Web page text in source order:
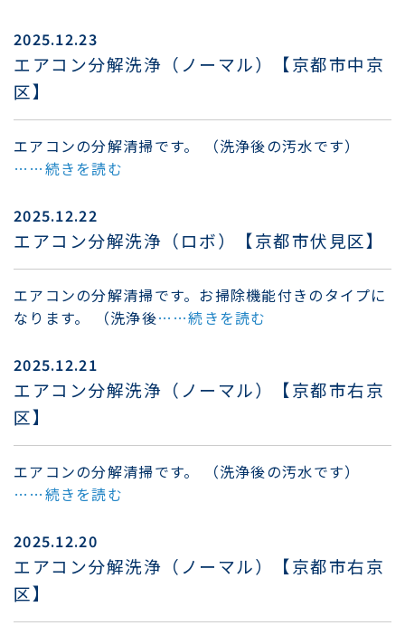
2025.12.23
エアコン分解洗浄（ノーマル）【京都市中京
区】
エアコンの分解清掃です。 （洗浄後の汚水です）
……続きを読む
2025.12.22
エアコン分解洗浄（ロボ）【京都市伏見区】
エアコンの分解清掃です。お掃除機能付きのタイプに
なります。 （洗浄後……続きを読む
2025.12.21
エアコン分解洗浄（ノーマル）【京都市右京
区】
エアコンの分解清掃です。 （洗浄後の汚水です）
……続きを読む
2025.12.20
エアコン分解洗浄（ノーマル）【京都市右京
区】